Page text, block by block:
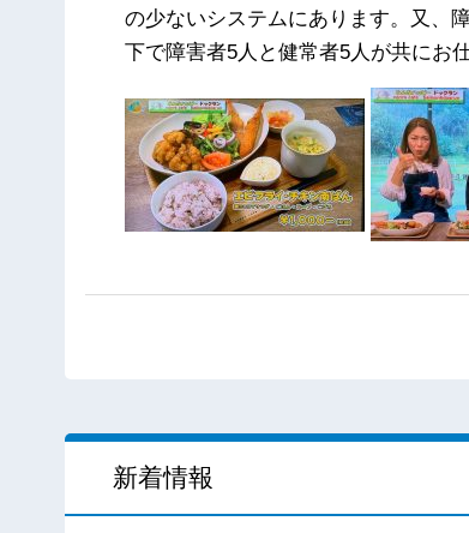
の少ないシステムにあります。又、
下で障害者5人と健常者5人が共にお
新着情報